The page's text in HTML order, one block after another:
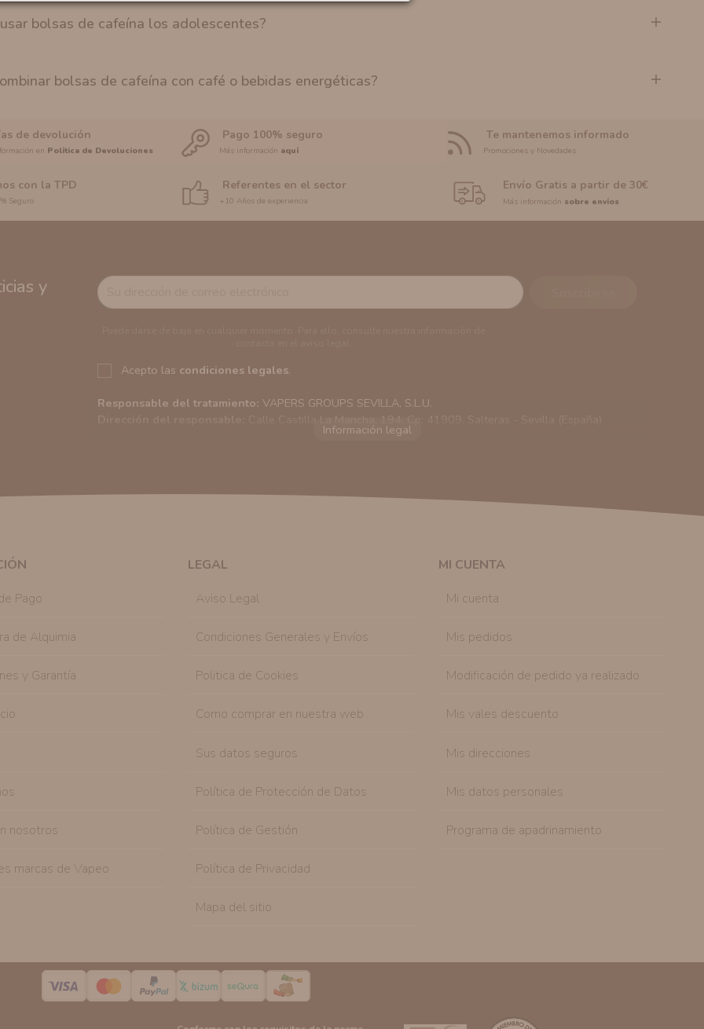
bolsas de cafeína los adolescentes?
bolsas de cafeína con café o bebidas energéticas?
de devolución
en Política de Devoluciones
Pago 100% seguro
Más información aquí
Te mantenemos informado
Promociones y Novedades
con la TPD
Seguro
Referentes en el sector
+10 Años de experiencia
Envío Gratis a partir de 30€
Más información sobre envíos
y
Acepto las condiciones legales.
Responsable del tratamiento: VAPERS GROUPS SEVILLA, S.L.U.
Sus datos serán usados para poder enviarle información comercial (Puede consultar como
similares a los artículos que ha adquirido. Puede solicitar la cancelación de comunicaciones comerciales
Con carácter general, sólo el personal de nuestra entidad que esté debidamente
Tiene derecho a saber qué información tenemos sobre usted, corregirla y eliminarla, tal y
Pago
de Alquimia
y Garantía
nosotros
marcas de Vapeo
LEGAL
Aviso Legal
Condiciones Generales y Envíos
Politica de Cookies
Como comprar en nuestra web
Sus datos seguros
Política de Protección de Datos
Política de Gestión
Política de Privacidad
Mapa del sitio
MI CUENTA
Mi cuenta
Mis pedidos
Modificación de pedido ya realizado
Mis vales descuento
Mis direcciones
Mis datos personales
Programa de apadrinamiento